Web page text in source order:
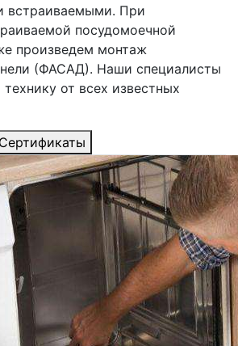
встраиваемыми. При
посудомоечной
произведем монтаж
(ФАСАД). Наши специалисты
от всех известных
Сертификаты